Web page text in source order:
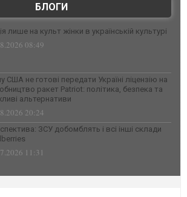
БЛОГИ
лише на культ жінки в українській культурі
08:49
США не готові передати Україні ліцензію на
ракет Patriot: політика, безпека та
альтернативи
20:24
ЗСУ добомблять і всі інші склади
11:31